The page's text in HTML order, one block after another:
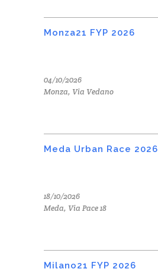
Monza21 FYP 2026
04/10/2026
Monza, Via Vedano
Meda Urban Race 2026
18/10/2026
Meda, Via Pace 18
Milano21 FYP 2026